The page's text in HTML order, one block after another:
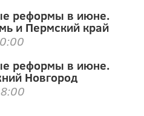
реформы в июне.
и Пермский край
реформы в июне.
Новгород